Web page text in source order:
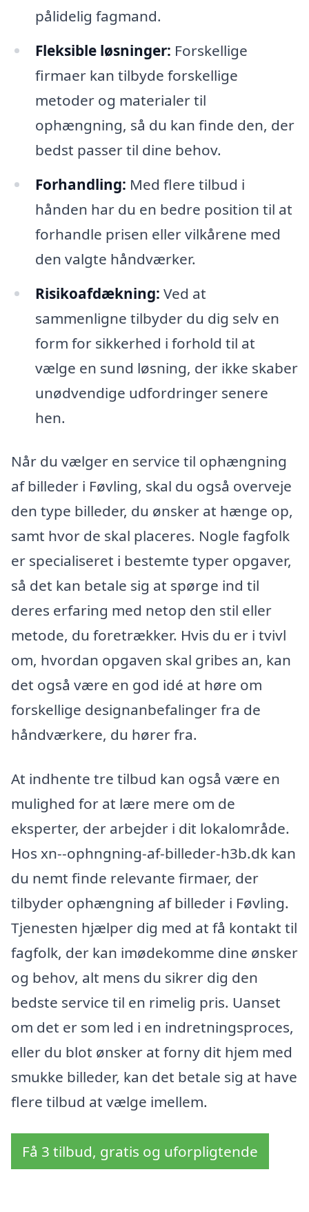
pålidelig fagmand.
Fleksible løsninger: Forskellige
firmaer kan tilbyde forskellige
metoder og materialer til
ophængning, så du kan finde den, der
bedst passer til dine behov.
Forhandling: Med flere tilbud i
hånden har du en bedre position til at
forhandle prisen eller vilkårene med
den valgte håndværker.
Risikoafdækning: Ved at
sammenligne tilbyder du dig selv en
form for sikkerhed i forhold til at
vælge en sund løsning, der ikke skaber
unødvendige udfordringer senere
hen.
Når du vælger en service til ophængning
af billeder i Føvling, skal du også overveje
den type billeder, du ønsker at hænge op,
samt hvor de skal placeres. Nogle fagfolk
er specialiseret i bestemte typer opgaver,
så det kan betale sig at spørge ind til
deres erfaring med netop den stil eller
metode, du foretrækker. Hvis du er i tvivl
om, hvordan opgaven skal gribes an, kan
det også være en god idé at høre om
forskellige designanbefalinger fra de
håndværkere, du hører fra.
At indhente tre tilbud kan også være en
mulighed for at lære mere om de
eksperter, der arbejder i dit lokalområde.
Hos xn--ophngning-af-billeder-h3b.dk kan
du nemt finde relevante firmaer, der
tilbyder ophængning af billeder i Føvling.
Tjenesten hjælper dig med at få kontakt til
fagfolk, der kan imødekomme dine ønsker
og behov, alt mens du sikrer dig den
bedste service til en rimelig pris. Uanset
om det er som led i en indretningsproces,
eller du blot ønsker at forny dit hjem med
smukke billeder, kan det betale sig at have
flere tilbud at vælge imellem.
Få 3 tilbud, gratis og uforpligtende